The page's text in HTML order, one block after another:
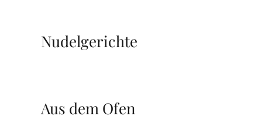
Nudelgerichte
Aus dem Ofen